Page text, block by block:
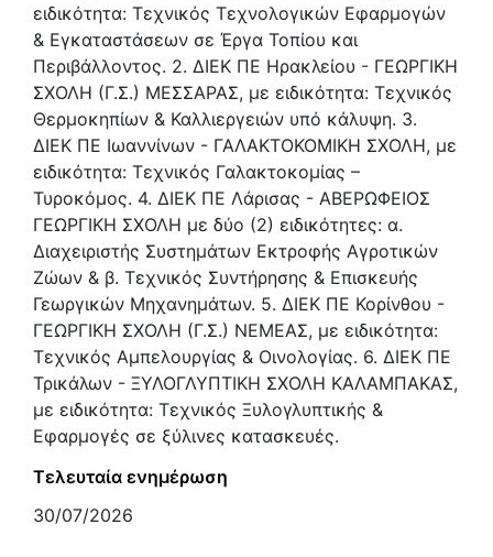
ειδικότητα: Τεχνικός Τεχνολογικών Εφαρμογών
& Εγκαταστάσεων σε Έργα Τοπίου και
Περιβάλλοντος. 2. ΔΙΕΚ ΠΕ Ηρακλείου - ΓΕΩΡΓΙΚΗ
ΣΧΟΛΗ (Γ.Σ.) ΜΕΣΣΑΡΑΣ, με ειδικότητα: Τεχνικός
Θερμοκηπίων & Καλλιεργειών υπό κάλυψη. 3.
ΔΙΕΚ ΠΕ Ιωαννίνων - ΓΑΛΑΚΤΟΚΟΜΙΚΗ ΣΧΟΛΗ, με
ειδικότητα: Τεχνικός Γαλακτοκομίας –
Τυροκόμος. 4. ΔΙΕΚ ΠΕ Λάρισας - ΑΒΕΡΩΦΕΙΟΣ
ΓΕΩΡΓΙΚΗ ΣΧΟΛΗ με δύο (2) ειδικότητες: α.
Διαχειριστής Συστημάτων Εκτροφής Αγροτικών
Ζώων & β. Τεχνικός Συντήρησης & Επισκευής
Γεωργικών Μηχανημάτων. 5. ΔΙΕΚ ΠΕ Κορίνθου -
ΓΕΩΡΓΙΚΗ ΣΧΟΛΗ (Γ.Σ.) ΝΕΜΕΑΣ, με ειδικότητα:
Τεχνικός Αμπελουργίας & Οινολογίας. 6. ΔΙΕΚ ΠΕ
Τρικάλων - ΞΥΛΟΓΛΥΠΤΙΚΗ ΣΧΟΛΗ ΚΑΛΑΜΠΑΚΑΣ,
με ειδικότητα: Τεχνικός Ξυλογλυπτικής &
Εφαρμογές σε ξύλινες κατασκευές.
Τελευταία ενημέρωση
30/07/2026